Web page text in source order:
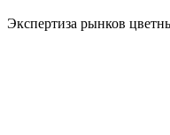
Экспертиза рынков